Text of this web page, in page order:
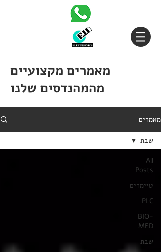
מאמרים מקצועיים
מהמהנדסים שלנו
מאמרים
All
Posts
טיימרים
PLC
BIO-
MED
שבת
שבת